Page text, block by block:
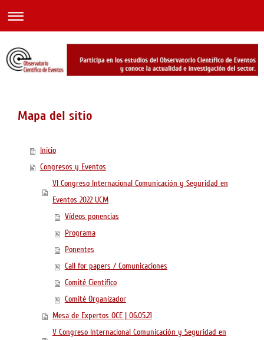
Mapa del sitio
Inicio
Congresos y Eventos
VI Congreso Internacional Comunicación y Seguridad en
Eventos 2022 UCM
Vídeos ponencias
Programa
Ponentes
Call for papers / Comunicaciones
Comité Científico
Comité Organizador
Mesa de Expertos OCE | 06.05.21
V Congreso Internacional Comunicación y Seguridad en